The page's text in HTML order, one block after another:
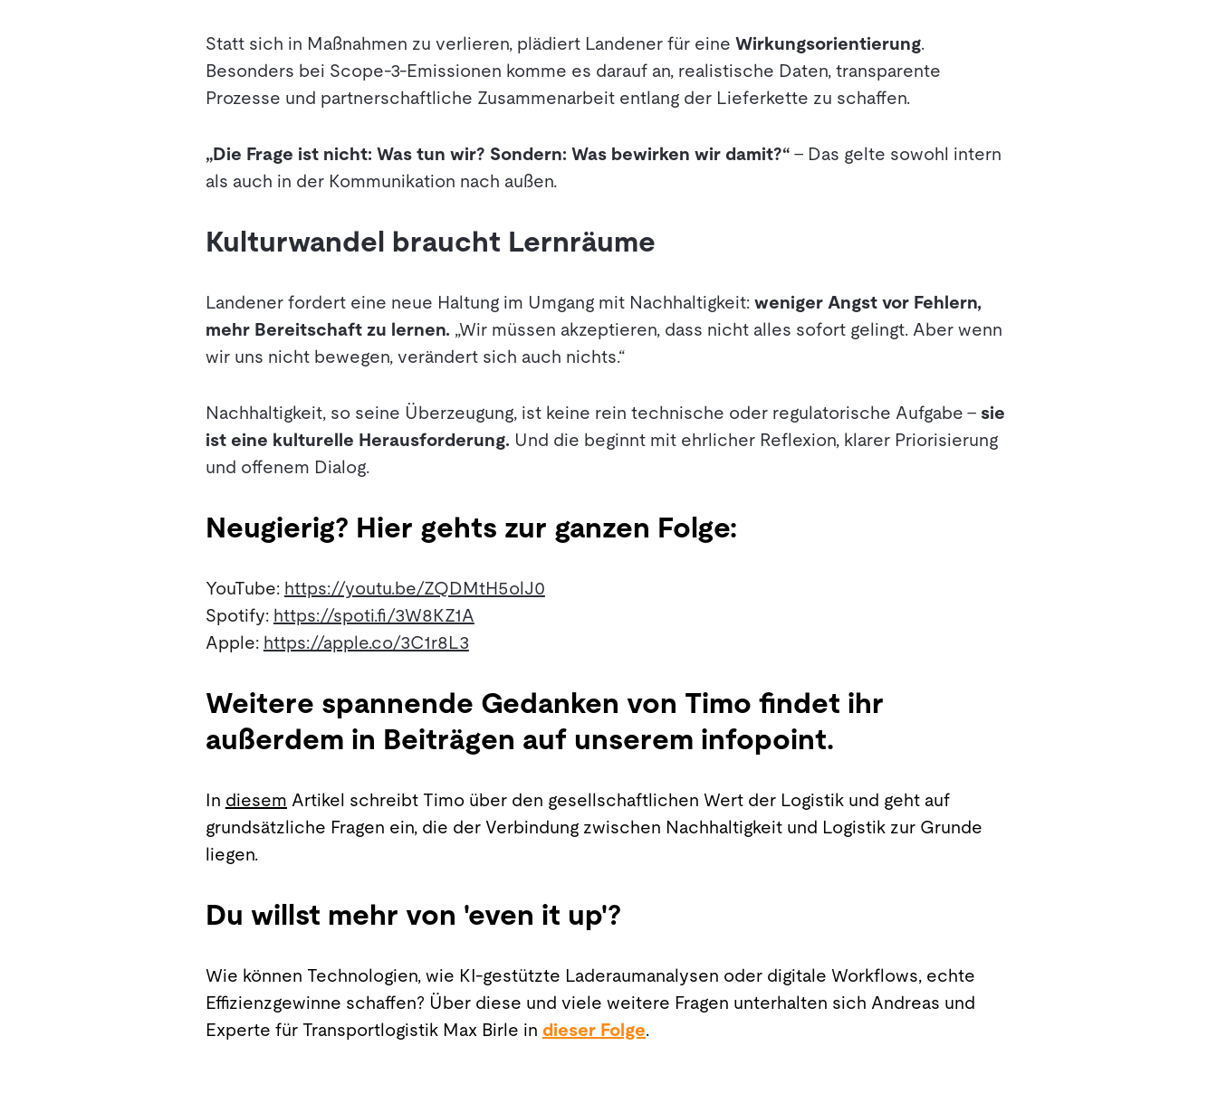
Statt sich in Maßnahmen zu verlieren, plädiert Landener für eine Wirkungsorientierung.
Besonders bei Scope-3-Emissionen komme es darauf an, realistische Daten, transparente
Prozesse und partnerschaftliche Zusammenarbeit entlang der Lieferkette zu schaffen.
„Die Frage ist nicht: Was tun wir? Sondern: Was bewirken wir damit?“ – Das gelte sowohl intern
als auch in der Kommunikation nach außen.
Kulturwandel braucht Lernräume
Landener fordert eine neue Haltung im Umgang mit Nachhaltigkeit: weniger Angst vor Fehlern,
mehr Bereitschaft zu lernen. „Wir müssen akzeptieren, dass nicht alles sofort gelingt. Aber wenn
wir uns nicht bewegen, verändert sich auch nichts.“
Nachhaltigkeit, so seine Überzeugung, ist keine rein technische oder regulatorische Aufgabe – sie
ist eine kulturelle Herausforderung. Und die beginnt mit ehrlicher Reflexion, klarer Priorisierung
und offenem Dialog.
Neugierig? Hier gehts zur ganzen Folge:
YouTube: https://youtu.be/ZQDMtH5olJ0
Spotify: https://spoti.fi/3W8KZ1A
Apple: https://apple.co/3C1r8L3
Weitere spannende Gedanken von Timo findet ihr
außerdem in Beiträgen auf unserem infopoint.
In diesem Artikel schreibt Timo über den gesellschaftlichen Wert der Logistik und geht auf
grundsätzliche Fragen ein, die der Verbindung zwischen Nachhaltigkeit und Logistik zur Grunde
liegen.
Du willst mehr von 'even it up'?
Wie können Technologien, wie KI-gestützte Laderaumanalysen oder digitale Workflows, echte
Effizienzgewinne schaffen? Über diese und viele weitere Fragen unterhalten sich Andreas und
Experte für Transportlogistik Max Birle in dieser Folge.